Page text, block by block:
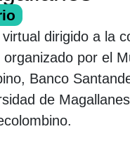
dirigido a la
por el
Banco
de